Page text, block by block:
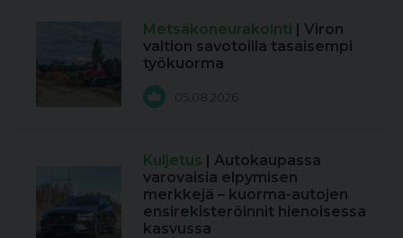
Metsäkoneurakointi | Viron
valtion savotoilla tasaisempi
työkuorma
05.08.2026
Kuljetus | Autokaupassa
varovaisia elpymisen
merkkejä – kuorma-autojen
ensirekisteröinnit hienoisessa
kasvussa